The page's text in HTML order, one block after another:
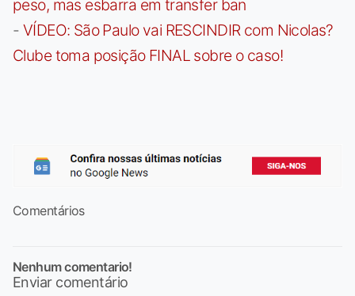
peso, mas esbarra em transfer ban
- VÍDEO: São Paulo vai RESCINDIR com Nicolas?
Clube toma posição FINAL sobre o caso!
Comentários
Nenhum comentario!
Enviar comentário